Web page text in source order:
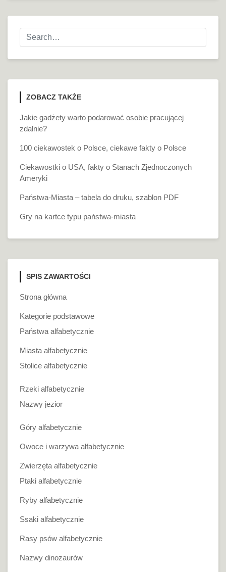
ZOBACZ TAKŻE
Jakie gadżety warto podarować osobie pracującej
zdalnie?
100 ciekawostek o Polsce, ciekawe fakty o Polsce
Ciekawostki o USA, fakty o Stanach Zjednoczonych
Ameryki
Państwa-Miasta – tabela do druku, szablon PDF
Gry na kartce typu państwa-miasta
SPIS ZAWARTOŚCI
Strona główna
Kategorie podstawowe
Państwa alfabetycznie
Miasta alfabetycznie
Stolice alfabetycznie
Rzeki alfabetycznie
Nazwy jezior
Góry alfabetycznie
Owoce i warzywa alfabetycznie
Zwierzęta alfabetycznie
Ptaki alfabetycznie
Ryby alfabetycznie
Ssaki alfabetycznie
Rasy psów alfabetycznie
Nazwy dinozaurów